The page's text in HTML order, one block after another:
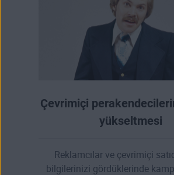
Çevrimiçi
yükseltmesi
Reklamcılar ve çevrimiçi
bilgilerinizi gördüklerinde